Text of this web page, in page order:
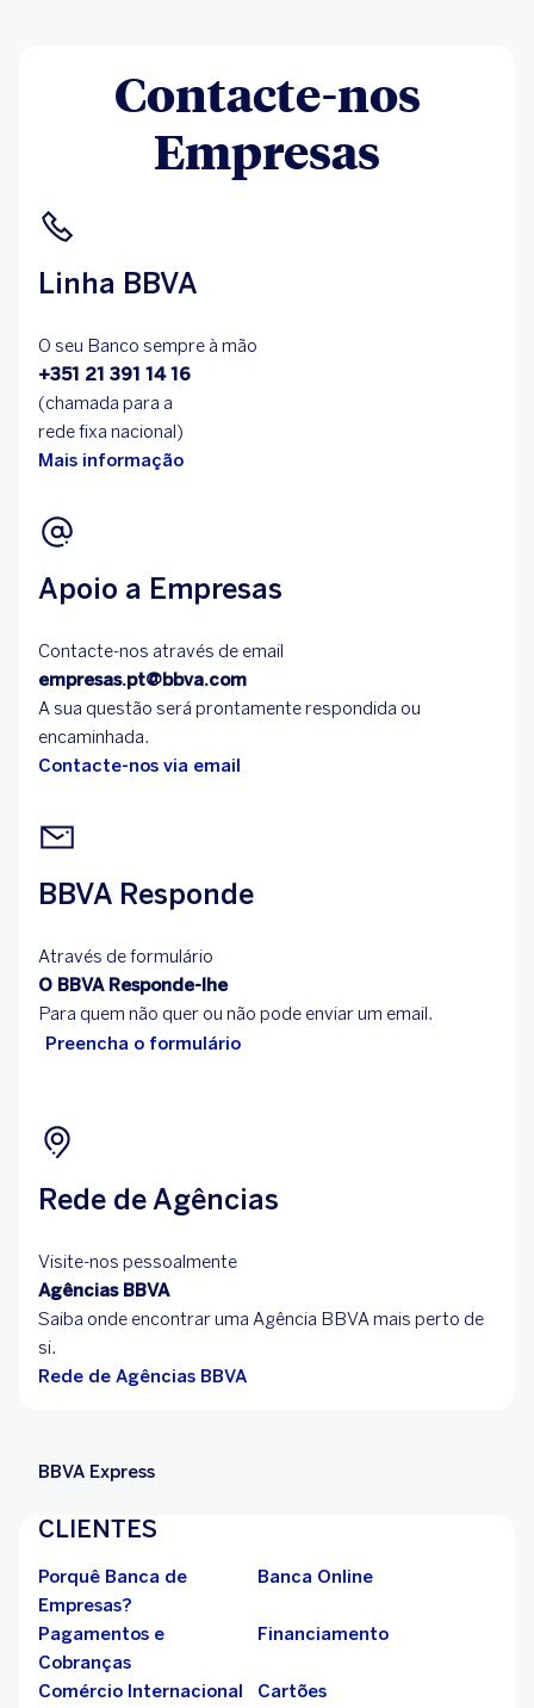
Contacte-nos
Empresas
Linha BBVA
O seu Banco sempre à mão
+351 21 391 14 16
(chamada para a
rede fixa nacional)
Mais informação
Apoio a Empresas
Contacte-nos através de email
empresas.pt@bbva.com
A sua questão será prontamente respondida ou
encaminhada.
Contacte-nos via email
BBVA Responde
Através de formulário
O BBVA Responde-lhe
Para quem não quer ou não pode enviar um email.
Preencha o formulário
Rede de Agências
Visite-nos pessoalmente
Agências BBVA
Saiba onde encontrar uma Agência BBVA mais perto de
si.
Rede de Agências BBVA
BBVA Express
CLIENTES
Porquê Banca de
Empresas?
Banca Online
Pagamentos e
Cobranças
Financiamento
Comércio Internacional
Cartões